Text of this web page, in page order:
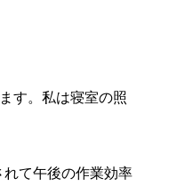
す。私は寝室の照
れて午後の作業効率